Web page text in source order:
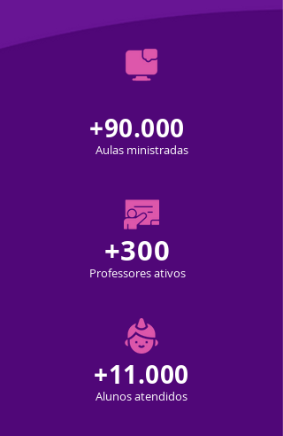
+90.000
Aulas ministradas
+300
Professores ativos
+11.000
Alunos atendidos